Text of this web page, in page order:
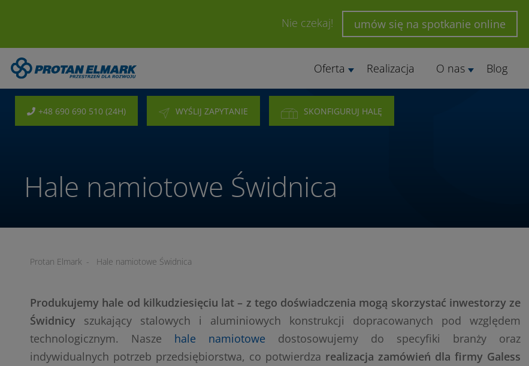
Nie czekaj! umów się na spotkanie online
Oferta Realizacja O nas Blog
+48 690 690 510 (24H) WYŚLIJ ZAPYTANIE SKONFIGURUJ HALĘ
Hale namiotowe Świdnica
Protan Elmark - Hale namiotowe Świdnica
Produkujemy hale od kilkudziesięciu lat – z tego doświadczenia mogą skorzystać inwestorzy ze
Świdnicy szukający stalowych i aluminiowych konstrukcji dopracowanych pod względem
technologicznym. Nasze hale namiotowe dostosowujemy do specyfiki branży oraz
indywidualnych potrzeb przedsiębiorstwa, co potwierdza realizacja zamówień dla firmy Galess